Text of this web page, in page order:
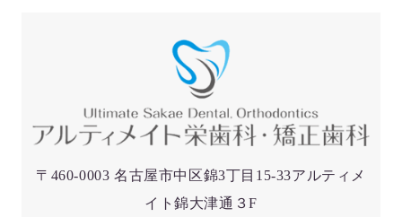
〒460-0003 名古屋市中区錦3丁目15-33アルティメ
イト錦大津通３F